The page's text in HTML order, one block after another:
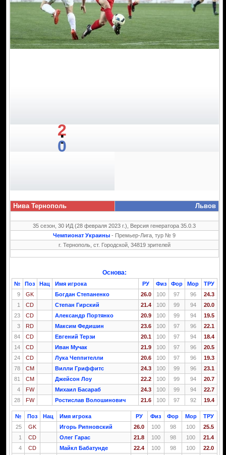
2
:
0
Нива Тернополь Львов
35 сезон, 30 ИД (28 февраля 2023 г.), Версия генератора 35.0.3
Чемпионат Украины - Премьер-Лига, тур № 9
г. Тернополь, ст. Городской, 34819 зрителей
Основа:
№ Поз Нац Имя игрока РУ Физ Фор Мор
ТРУ
9
GK Богдан Степаненко 26.0 100 97 96
24.3
1
CD Степан Гирский 21.4 100 99 94
20.0
23
CD Александр Портянко 20.9 100 99 94
19.5
3
RD Максим Федишин 23.6 100 97 96
22.1
84
CD Евгений Терзи 20.1 100 97 94
18.4
14
CD Иван Мучак 21.9 100 97 96
20.5
24
CD Лука Чеппителли 20.6 100 97 96
19.3
78
CM Вилли Гриффитс 24.3 100 99 96
23.1
81
CM Джейсон Лоу 22.2 100 99 94
20.7
4
FW Михаил Басараб 24.3 100 99 94
22.7
28
FW Ростислав Волошинович 21.6 100 97 92 19.4
№ Поз Нац Имя игрока РУ Физ Фор Мор
ТРУ
25
GK Игорь Рипновский 26.0 100 98 100
25.5
1
CD Олег Гарас 21.8 100 98 100
21.4
4
CD Майкл Бабатунде 22.4 100 98 100
22.0